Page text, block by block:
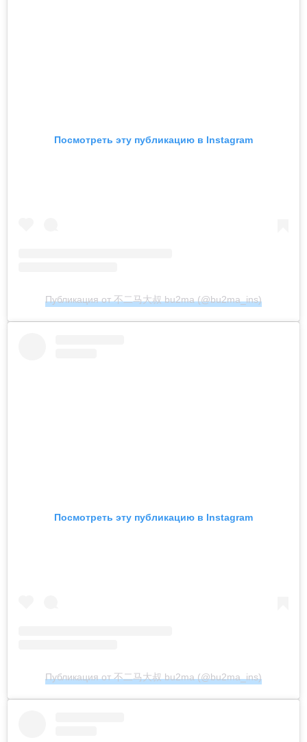
Посмотреть эту публикацию в Instagram
Публикация от 不二马大叔 bu2ma (@bu2ma_ins)
Посмотреть эту публикацию в Instagram
Публикация от 不二马大叔 bu2ma (@bu2ma_ins)